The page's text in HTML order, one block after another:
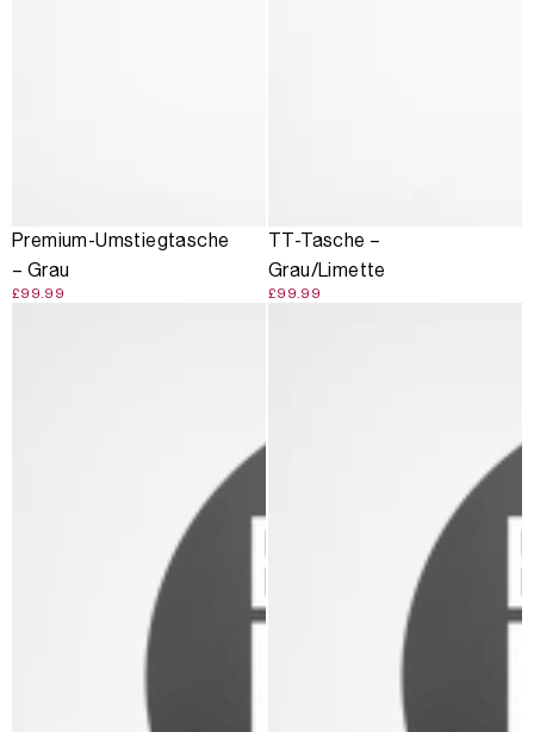
Premium-Umstiegtasche
– Grau
£99.99
TT-Tasche –
Grau/Limette
£99.99